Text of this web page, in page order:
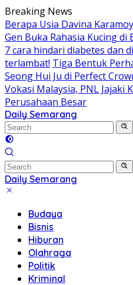
Skip
to
content
Breaking News
Berapa Usia Davina
Gen Buka Rahasia Kucing
7 cara hindari diabetes dan
terlambat! Tiga Bentuk
Seong Hui Ju di Perfect
Vokasi Malaysia, PNL Jajaki
Perusahaan Besar
Daily Semarang
"Semarang
Hari
Ini:
Informasi
Terkini
untuk
Daily Semarang
"Semarang
Informasi
Terkini
untuk
Anda"
Budaya
Bisnis
Hiburan
Olahraga
Politik
Kriminal